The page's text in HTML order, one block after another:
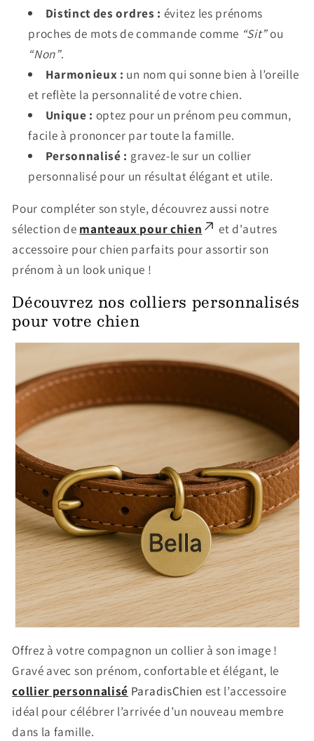
Distinct des ordres : évitez les prénoms
proches de mots de commande comme “Sit”ou
“Non”.
Harmonieux : un nom qui sonne bien à l’oreille
et reflète la personnalité de votre chien.
Unique : optez pour un prénom peu commun,
facile à prononcer par toute la famille.
Personnalisé : gravez-le sur un collier
personnalisé pour un résultat élégant et utile.
Pour compléter son style, découvrez aussi notre
sélection de manteaux pour chien
et d'autres
accessoire pour chien parfaits pour assortir son
prénom à un look unique !
Découvrez nos colliers personnalisés
pour votre chien
Offrez à votre compagnon un collier à son image !
Gravé avec son prénom, confortable et élégant, le
collier personnalisé ParadisChien est l’accessoire
idéal pour célébrer l’arrivée d’un nouveau membre
dans la famille.